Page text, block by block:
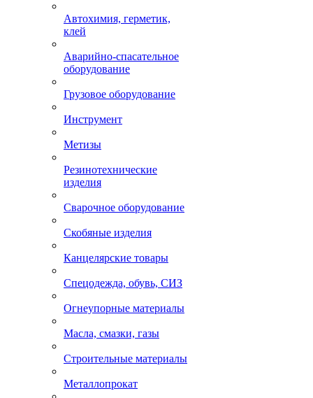
Автохимия, герметик,
клей
Аварийно-спасательное
оборудование
Грузовое оборудование
Инструмент
Метизы
Резинотехнические
изделия
Сварочное оборудование
Скобяные изделия
Канцелярские товары
Спецодежда, обувь, СИЗ
Огнеупорные материалы
Масла, смазки, газы
Строительные материалы
Металлопрокат